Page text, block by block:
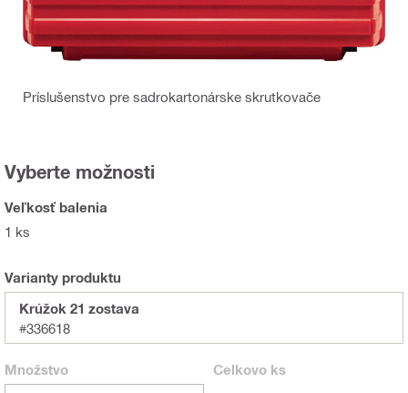
Príslušenstvo pre sadrokartonárske skrutkovače
Vyberte možnosti
Veľkosť balenia
1 ks
Varianty produktu
Krúžok 21 zostava
#336618
Množstvo Celkovo ks